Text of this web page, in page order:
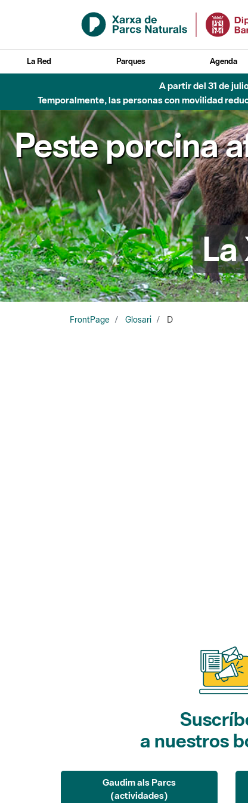
Saltar al contenido principal
La Red Parques Agenda
A partir del 31 de
Temporalmente, las personas con movilidad
Peste porcina
La
FrontPage Glosari D
a nuestros
Gaudim als Parcs
(actividades)